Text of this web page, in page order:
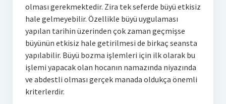
olması gerekmektedir. Zira tek seferde büyü etkisiz
hale gelmeyebilir. Özellikle büyü uygulaması
yapılan tarihin üzerinden çok zaman geçmişse
büyünün etkisiz hale getirilmesi de birkaç seansta
yapılabilir. Büyü bozma işlemleri için ilk olarak bu
işlemi yapacak olan hocanın namazında niyazında
ve abdestli olması gerçek manada oldukça önemli
kriterlerdir.